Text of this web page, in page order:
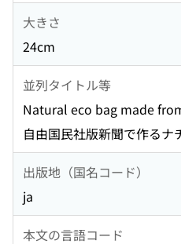
大きさ
24cm
並列タイトル等
Natural eco bag made
自由国民社版新聞で作るナ
出版地（国名コード）
ja
本文の言語コード